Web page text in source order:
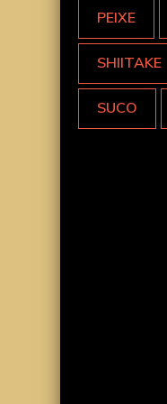
PEIXE
SHIITAKE
SUCO